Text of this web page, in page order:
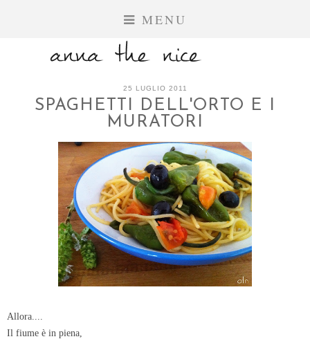
MENU
25 LUGLIO 2011
SPAGHETTI DELL'ORTO E I
MURATORI
Allora....
Il fiume è in piena,